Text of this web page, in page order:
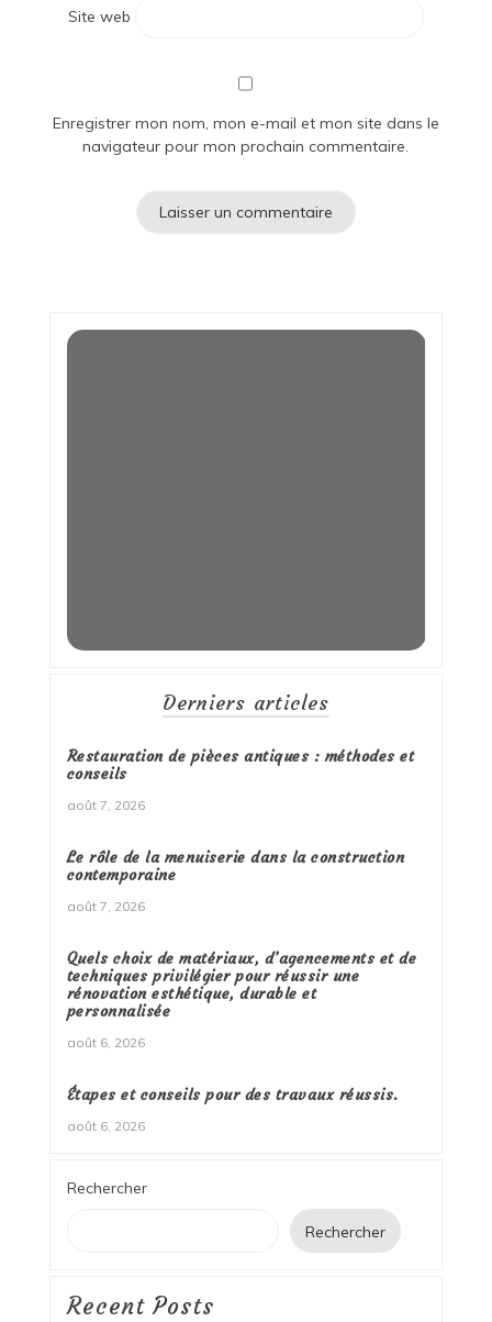
Site web
Enregistrer mon nom, mon e-mail et mon site dans le
navigateur pour mon prochain commentaire.
Derniers articles
Restauration de pièces antiques : méthodes et
conseils
août 7, 2026
Le rôle de la menuiserie dans la construction
contemporaine
août 7, 2026
Quels choix de matériaux, d’agencements et de
techniques privilégier pour réussir une
rénovation esthétique, durable et
personnalisée
août 6, 2026
Étapes et conseils pour des travaux réussis.
août 6, 2026
Rechercher
Rechercher
Recent Posts